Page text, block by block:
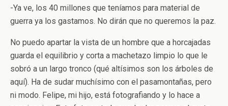
-Ya ve, los 40 millones que teníamos para material de
guerra ya los gastamos. No dirán que no queremos la paz.
No puedo apartar la vista de un hombre que a horcajadas
guarda el equilibrio y corta a machetazo limpio lo que le
sobró a un largo tronco (qué altísimos son los árboles de
aquí). Ha de sudar muchísimo con el pasamontañas, pero
ni modo. Felipe, mi hijo, está fotografiando y lo hace a